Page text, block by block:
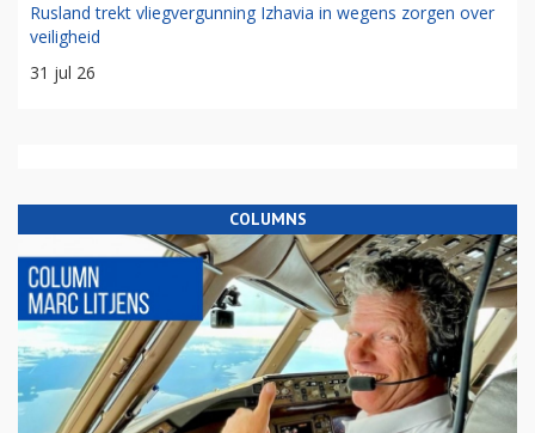
Rusland trekt vliegvergunning Izhavia in wegens zorgen over
veiligheid
31 jul 26
COLUMNS